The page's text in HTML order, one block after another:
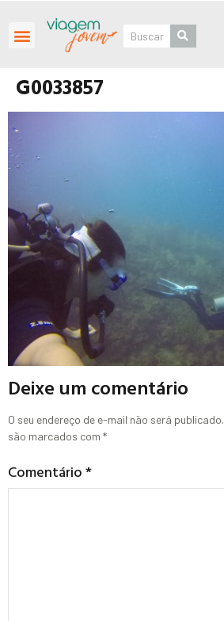
G0033857
Deixe um comentário
O seu endereço de e-mail não será publicado.
são marcados com *
Comentário*